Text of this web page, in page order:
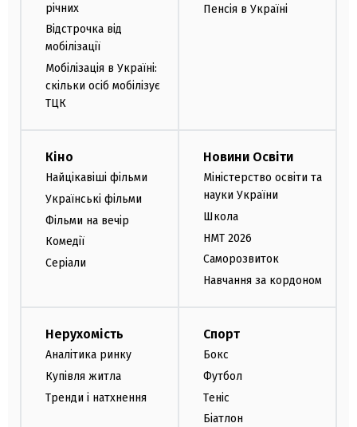
річних
Відстрочка від
мобілізації
Мобілізація в Україні:
скільки осіб мобілізує
ТЦК
Пенсія в Україні
Кіно
Найцікавіші фільми
Українські фільми
Фільми на вечір
Комедії
Серіали
Новини Освіти
Міністерство освіти та
науки України
Школа
НМТ 2026
Саморозвиток
Навчання за кордоном
Нерухомість
Аналітика ринку
Купівля житла
Тренди і натхнення
Спорт
Бокс
Футбол
Теніс
Біатлон